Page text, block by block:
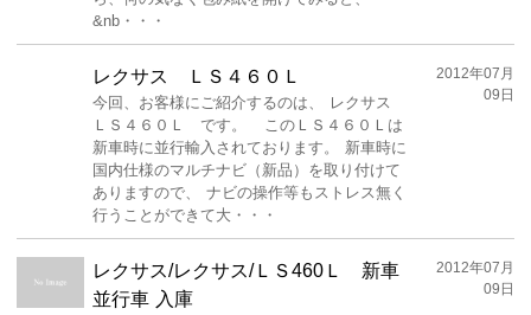
&nb・・・
レクサス ＬＳ４６０Ｌ
今回、お客様にご紹介するのは、 レクサス
ＬＳ４６０Ｌ です。 このＬＳ４６０Ｌは
新車時に並行輸入されております。 新車時に
国内仕様のマルチナビ（新品）を取り付けて
ありますので、 ナビの操作等もストレス無く
行うことができて大・・・
2012年07月
09日
レクサス/レクサス/ＬＳ460Ｌ 新車
並行車 入庫
2012年07月
09日